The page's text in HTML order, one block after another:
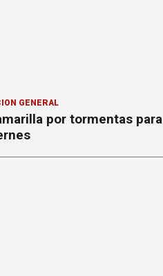
GENERAL
por tormentas para